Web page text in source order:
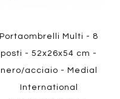
Portaombrelli Multi - 8
posti - 52x26x54 cm -
nero/acciaio - Medial
International